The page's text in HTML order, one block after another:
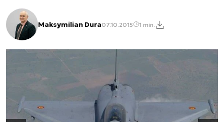
Maksymilian Dura07.10.2015 1 min.